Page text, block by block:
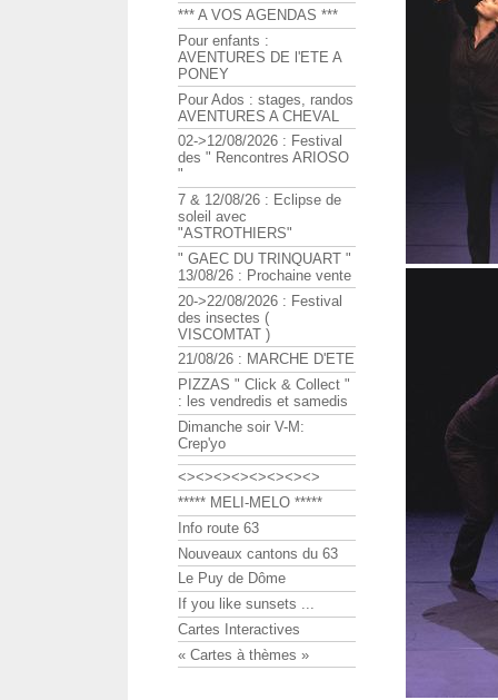
*** A VOS AGENDAS ***
Pour enfants :
AVENTURES DE l'ETE A
PONEY
Pour Ados : stages, randos
AVENTURES A CHEVAL
02->12/08/2026 : Festival
des " Rencontres ARIOSO
"
7 & 12/08/26 : Eclipse de
soleil avec
"ASTROTHIERS"
" GAEC DU TRINQUART "
13/08/26 : Prochaine vente
20->22/08/2026 : Festival
des insectes (
VISCOMTAT )
21/08/26 : MARCHE D'ETE
PIZZAS " Click & Collect "
: les vendredis et samedis
Dimanche soir V-M:
Crep'yo
<><><><><><><><>
***** MELI-MELO *****
Info route 63
Nouveaux cantons du 63
Le Puy de Dôme
If you like sunsets ...
Cartes Interactives
« Cartes à thèmes »